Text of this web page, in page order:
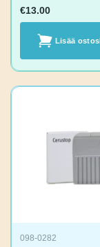
€13.00
098-0282